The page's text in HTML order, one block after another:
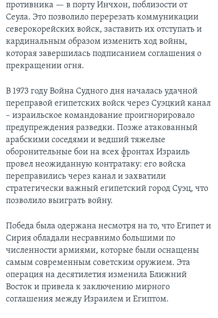
противника — в порту Инчхон, поблизости от
Сеула. Это позволило перерезать коммуникации
северокорейских войск, заставить их отступать и
кардинальным образом изменить ход войны,
которая завершилась подписанием соглашения о
прекращении огня.
В 1973 году Война Судного дня началась удачной
переправой египетских войск через Суэцкий канал
– израильское командование проигнорировало
предупреждения разведки. Позже атакованный
арабскими соседями и ведший тяжелые
оборонительные бои на всех фронтах Израиль
провел неожиданную контратаку: его войска
переправились через канал и захватили
стратегически важный египетский город Суэц, что
позволило выиграть войну.
Победа была одержана несмотря на то, что Египет и
Сирия обладали несравнимо большими по
численности армиями, которые были оснащены
самым современным советским оружием. Эта
операция на десятилетия изменила Ближний
Восток и привела к заключению мирного
соглашения между Израилем и Египтом.